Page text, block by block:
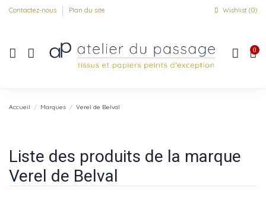
Contactez-nous Plan du site Wishlist (0)
0
Accueil Marques Verel de Belval
Liste des produits de la marque
Verel de Belval